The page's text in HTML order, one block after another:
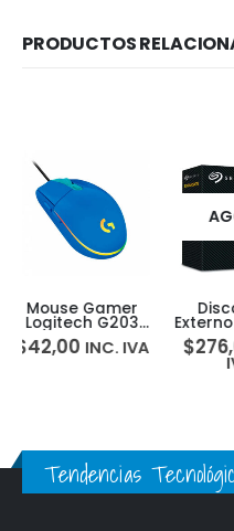
PRODUCTOS
AGOTADO
Disco Duro
Externo Seagate
Expansion Plus
8TB USB 3.0
$276,00 INC. $
Tendencias